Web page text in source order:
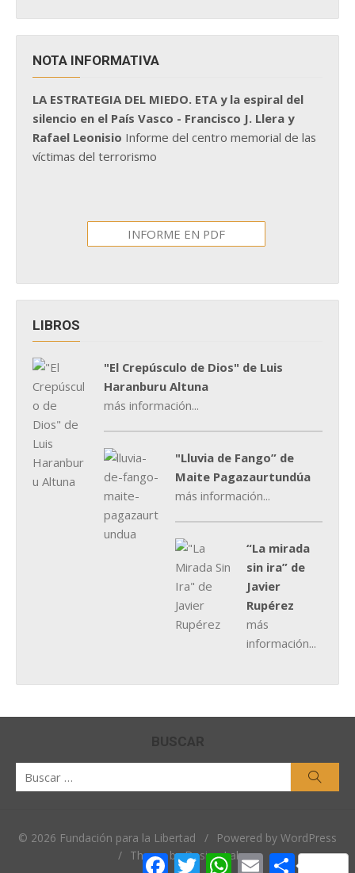
NOTA INFORMATIVA
LA ESTRATEGIA DEL MIEDO. ETA y la espiral del
silencio en el País Vasco - Francisco J. Llera y
Rafael Leonisio Informe del centro memorial de las
víctimas del terrorismo
INFORME EN PDF
LIBROS
"El Crepúsculo de Dios" de Luis
Haranburu Altuna
más información...
"Lluvia de Fango” de
Maite Pagazaurtundúa
más información...
“La mirada
sin ira” de
Javier
Rupérez
más
información...
BUSCAR
© 2026 Fundación para la Libertad /
Powered by WordPress
/ Theme by Design Lab
Facebook
TwitterWhatsApp
EmailCompartir